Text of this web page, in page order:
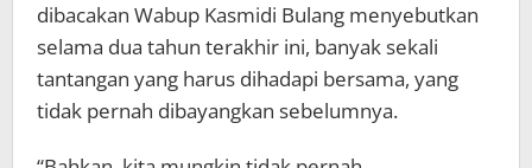
dibacakan Wabup Kasmidi Bulang menyebutkan
selama dua tahun terakhir ini, banyak sekali
tantangan yang harus dihadapi bersama, yang
tidak pernah dibayangkan sebelumnya.